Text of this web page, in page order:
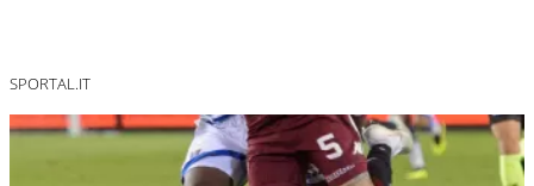
SPORTAL.IT